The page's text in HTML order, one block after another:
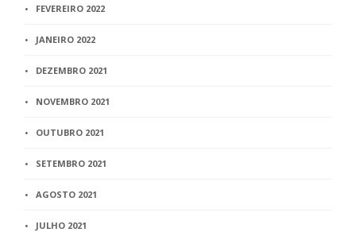
FEVEREIRO 2022
JANEIRO 2022
DEZEMBRO 2021
NOVEMBRO 2021
OUTUBRO 2021
SETEMBRO 2021
AGOSTO 2021
JULHO 2021